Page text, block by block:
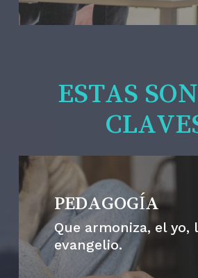
ESTAS
PEDAGOGÍA
Que armoniza, el yo,
evangelio.